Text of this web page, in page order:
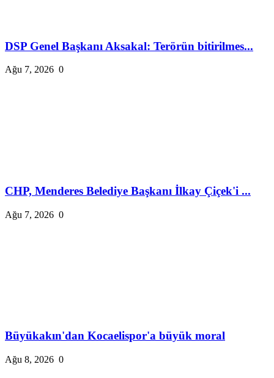
DSP Genel Başkanı Aksakal: Terörün bitirilmes...
Ağu 7, 2026 0
CHP, Menderes Belediye Başkanı İlkay Çiçek'i ...
Ağu 7, 2026 0
Büyükakın'dan Kocaelispor'a büyük moral
Ağu 8, 2026 0